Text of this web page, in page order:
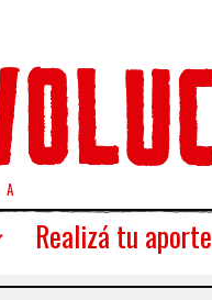
Realizá tu aporte